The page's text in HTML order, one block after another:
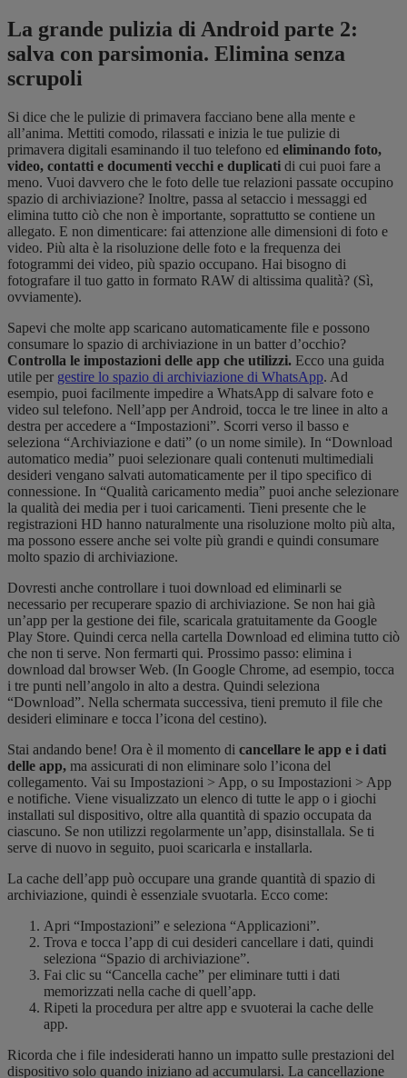
La grande pulizia di Android parte 2:
salva con parsimonia. Elimina senza
scrupoli
Si dice che le pulizie di primavera facciano bene alla mente e
all’anima. Mettiti comodo, rilassati e inizia le tue pulizie di
primavera digitali esaminando il tuo telefono ed eliminando foto,
video, contatti e documenti vecchi e duplicati di cui puoi fare a
meno. Vuoi davvero che le foto delle tue relazioni passate occupino
spazio di archiviazione? Inoltre, passa al setaccio i messaggi ed
elimina tutto ciò che non è importante, soprattutto se contiene un
allegato. E non dimenticare: fai attenzione alle dimensioni di foto e
video. Più alta è la risoluzione delle foto e la frequenza dei
fotogrammi dei video, più spazio occupano. Hai bisogno di
fotografare il tuo gatto in formato RAW di altissima qualità? (Sì,
ovviamente).
Sapevi che molte app scaricano automaticamente file e possono
consumare lo spazio di archiviazione in un batter d’occhio?
Controlla le impostazioni delle app che utilizzi. Ecco una guida
utile per gestire lo spazio di archiviazione di WhatsApp. Ad
esempio, puoi facilmente impedire a WhatsApp di salvare foto e
video sul telefono. Nell’app per Android, tocca le tre linee in alto a
destra per accedere a “Impostazioni”. Scorri verso il basso e
seleziona “Archiviazione e dati” (o un nome simile). In “Download
automatico media” puoi selezionare quali contenuti multimediali
desideri vengano salvati automaticamente per il tipo specifico di
connessione. In “Qualità caricamento media” puoi anche selezionare
la qualità dei media per i tuoi caricamenti. Tieni presente che le
registrazioni HD hanno naturalmente una risoluzione molto più alta,
ma possono essere anche sei volte più grandi e quindi consumare
molto spazio di archiviazione.
Dovresti anche controllare i tuoi download ed eliminarli se
necessario per recuperare spazio di archiviazione. Se non hai già
un’app per la gestione dei file, scaricala gratuitamente da Google
Play Store. Quindi cerca nella cartella Download ed elimina tutto ciò
che non ti serve. Non fermarti qui. Prossimo passo: elimina i
download dal browser Web. (In Google Chrome, ad esempio, tocca
i tre punti nell’angolo in alto a destra. Quindi seleziona
“Download”. Nella schermata successiva, tieni premuto il file che
desideri eliminare e tocca l’icona del cestino).
Stai andando bene! Ora è il momento di cancellare le app e i dati
delle app, ma assicurati di non eliminare solo l’icona del
collegamento. Vai su Impostazioni > App, o su Impostazioni > App
e notifiche. Viene visualizzato un elenco di tutte le app o i giochi
installati sul dispositivo, oltre alla quantità di spazio occupata da
ciascuno. Se non utilizzi regolarmente un’app, disinstallala. Se ti
serve di nuovo in seguito, puoi scaricarla e installarla.
La cache dell’app può occupare una grande quantità di spazio di
archiviazione, quindi è essenziale svuotarla. Ecco come:
Apri “Impostazioni” e seleziona “Applicazioni”.
Trova e tocca l’app di cui desideri cancellare i dati, quindi
seleziona “Spazio di archiviazione”.
Fai clic su “Cancella cache” per eliminare tutti i dati
memorizzati nella cache di quell’app.
Ripeti la procedura per altre app e svuoterai la cache delle
app.
Ricorda che i file indesiderati hanno un impatto sulle prestazioni del
dispositivo solo quando iniziano ad accumularsi. La cancellazione